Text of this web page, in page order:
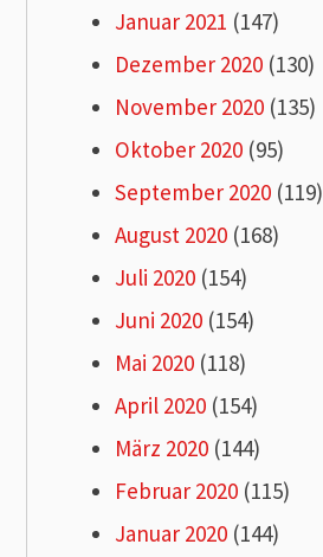
Januar 2021 (147)
Dezember 2020 (130)
November 2020 (135)
Oktober 2020 (95)
September 2020 (119)
August 2020 (168)
Juli 2020 (154)
Juni 2020 (154)
Mai 2020 (118)
April 2020 (154)
März 2020 (144)
Februar 2020 (115)
Januar 2020 (144)